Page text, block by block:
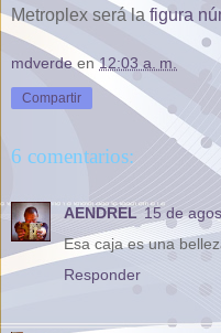
Metroplex será la figura
mdverde en12:03 a. m.
Compartir
6 comentarios:
AENDREL 15 de
Esa caja es una
Responder